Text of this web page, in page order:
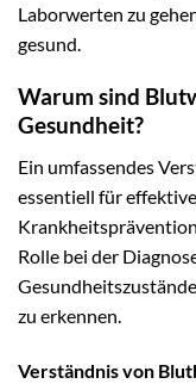
Laborwerten zu
gesund.
Warum sind
Gesundheit?
Ein umfassendes
essentiell für
Rolle bei der
zu erkennen.
Verständnis von